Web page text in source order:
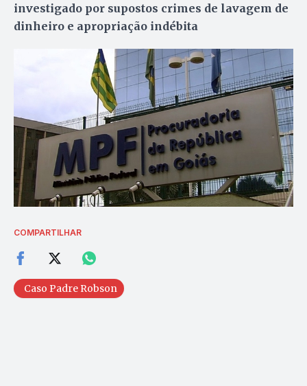
investigado por supostos crimes de lavagem de
dinheiro e apropriação indébita
COMPARTILHAR
Caso Padre Robson